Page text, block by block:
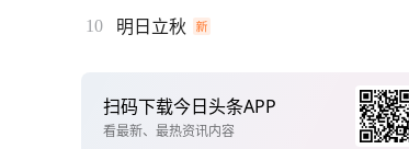
10 明日立秋
扫码下载今日头条APP
看最新、最热资讯内容